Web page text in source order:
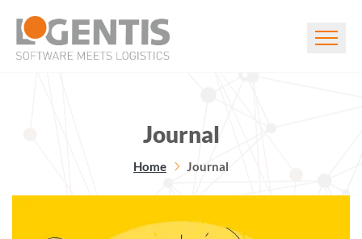
Journal
Home Journal